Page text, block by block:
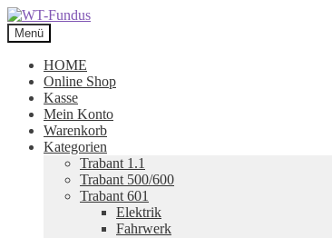
Zur
Navigation
springen
Zum
Inhalt
springen
Menü
HOME
Online Shop
Kasse
Mein Konto
Warenkorb
Kategorien
Trabant 1.1
Trabant 500/600
Trabant 601
Elektrik
Fahrwerk